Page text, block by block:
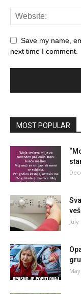
Save my name,
next time I comment.
MOST POPULAR
July